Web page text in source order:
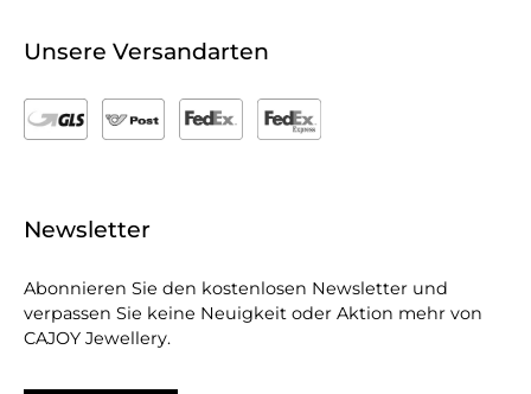
Unsere Versandarten
Newsletter
Abonnieren Sie den kostenlosen Newsletter und
verpassen Sie keine Neuigkeit oder Aktion mehr von
CAJOY Jewellery.